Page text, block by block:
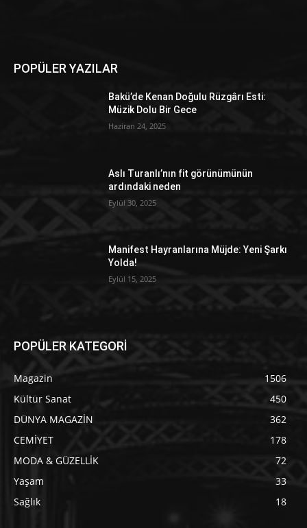
POPÜLER YAZILAR
Bakü’de Kenan Doğulu Rüzgârı Esti:
Müzik Dolu Bir Gece
Haziran 24, 2025
Aslı Turanlı’nın fit görünümünün
ardındaki neden
Eylül 30, 2025
Manifest Hayranlarına Müjde: Yeni Şarkı
Yolda!
Eylül 15, 2025
POPÜLER KATEGORİ
Magazin
1506
Kültür Sanat
450
DÜNYA MAGAZİN
362
CEMİYET
178
MODA & GÜZELLİK
72
Yaşam
33
Sağlık
18